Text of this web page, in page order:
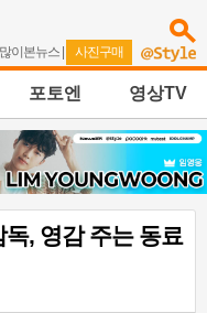
많이본뉴스 | 사진구매
포토엔 영상TV
독, 영감 주는 동료